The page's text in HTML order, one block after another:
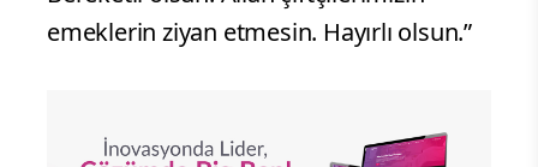
emeklerin ziyan etmesin. Hayırlı olsun.”